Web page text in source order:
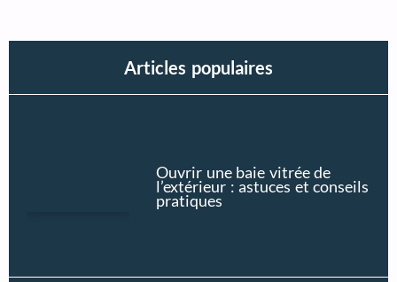
Articles populaires
Ouvrir une baie vitrée de
l’extérieur : astuces et conseils
pratiques